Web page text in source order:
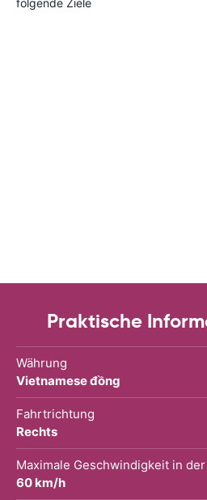
Praktische
Währung
Vietnamese đồng
Fahrtrichtung
Rechts
Maximale Geschwindigkeit in
60 km/h